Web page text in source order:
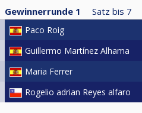
Gewinnerrunde 1 Satz bis 7
Paco Roig
Guillermo Martínez Alhama
Maria Ferrer
Rogelio adrian Reyes alfaro